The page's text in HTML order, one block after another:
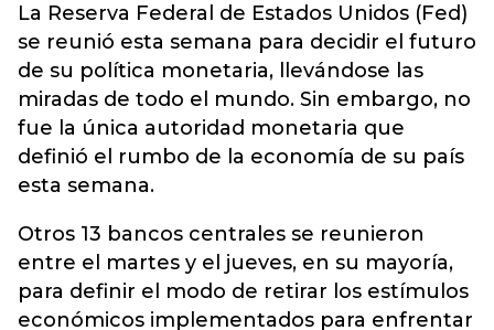
La Reserva Federal de Estados Unidos (Fed)
se reunió esta semana para decidir el futuro
de su política monetaria, llevándose las
miradas de todo el mundo. Sin embargo, no
fue la única autoridad monetaria que
definió el rumbo de la economía de su país
esta semana.
Otros 13 bancos centrales se reunieron
entre el martes y el jueves, en su mayoría,
para definir el modo de retirar los estímulos
económicos implementados para enfrentar